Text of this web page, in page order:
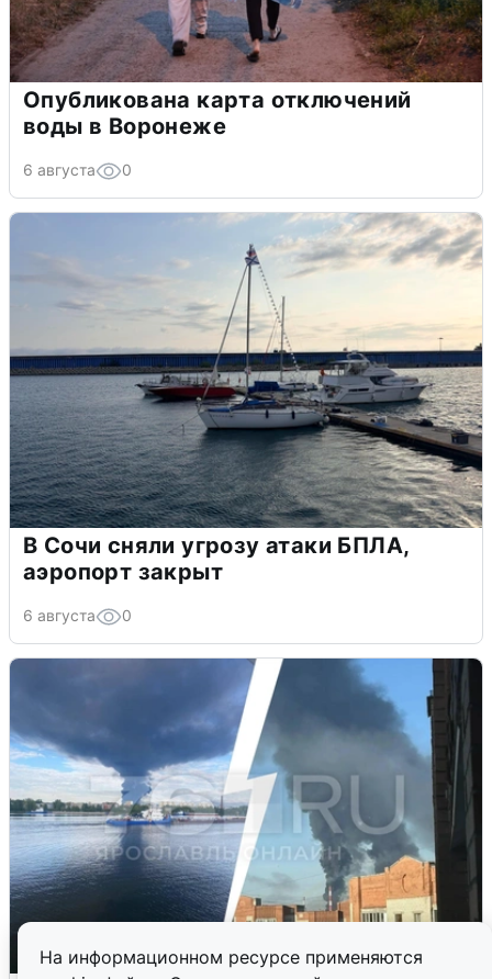
На информационном ресурсе применяются
Опубликована карта отключений
воды в Воронеже
6 августа 0
В Сочи сняли угрозу атаки БПЛА,
аэропорт закрыт
6 августа 0